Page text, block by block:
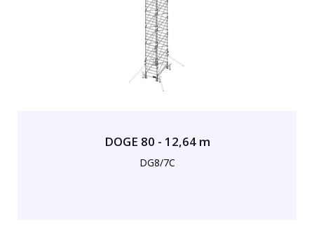
DOGE 80 - 12,64 m
DG8/7C